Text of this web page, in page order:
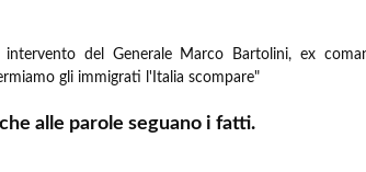
del Generale Marco Bartolini, ex
gli immigrati l'Italia scompare"
alle parole seguano i fatti.